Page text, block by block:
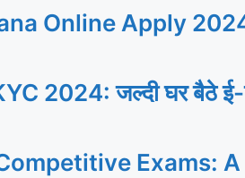
Online Apply 2024:
2024: जल्दी घर बैठे ई-
Exams: